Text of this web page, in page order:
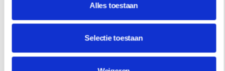
Alles toestaan
Selectie toestaan
Android app 5: Architonic